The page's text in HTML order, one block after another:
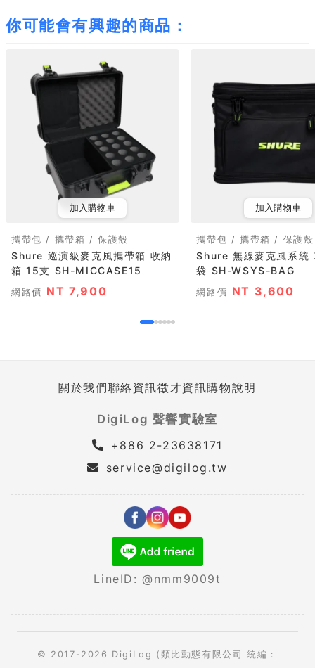
你可能會有興趣的商品：
加入購物車
攜帶包 / 攜帶箱 / 保護殼
Shure 巡演級麥克風攜帶箱 收納
箱 15支 SH-MICCASE15
網路價 NT 7,900
加入購物車
攜帶包 / 攜帶箱 / 保護殼
Shure 無線麥克風系統
袋 SH-WSYS-BAG
網路價 NT 3,600
關於我們聯絡資訊徵才資訊購物說明
DigiLog 聲響實驗室
+886 2-23638171
service@digilog.tw
LineID: @nmm9009t
© 2017-2026 DigiLog (類比動態有限公司 統編：